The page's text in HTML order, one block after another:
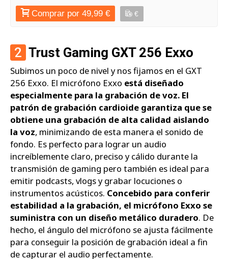
Comprar por 49,99 € €
2 Trust Gaming GXT 256 Exxo
Subimos un poco de nivel y nos fijamos en el GXT
256 Exxo. El micrófono Exxo está diseñado
especialmente para la grabación de voz. El
patrón de grabación cardioide garantiza que se
obtiene una grabación de alta calidad aislando
la voz, minimizando de esta manera el sonido de
fondo. Es perfecto para lograr un audio
increíblemente claro, preciso y cálido durante la
transmisión de gaming pero también es ideal para
emitir podcasts, vlogs y grabar locuciones o
instrumentos acústicos. Concebido para conferir
estabilidad a la grabación, el micrófono Exxo se
suministra con un diseño metálico duradero. De
hecho, el ángulo del micrófono se ajusta fácilmente
para conseguir la posición de grabación ideal a fin
de capturar el audio perfectamente.